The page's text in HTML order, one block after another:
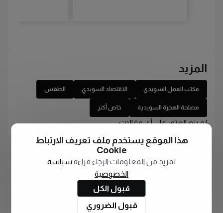
المزيد
مكتب العمل السويدي الاقتصاد السويدي الطقس
مصلحة الهجرة السويدية خاص أكتر
لم يتم العثور على أي مقالات
هذا الموقع يستخدم ملف تعريف الارتباط
Cookie
لمزيد من المعلومات الرجاء قراءة سياسة
الخصوصية
قبول الكل
قبول الضروري